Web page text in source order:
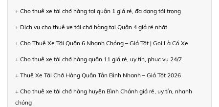
+ Cho thuê xe tải chở hàng tại quận 1 giá rẻ, đa dạng tải trọng
+ Dịch vụ cho thuê xe tải chở hàng tại Quận 4 giá rẻ nhất
+ Cho Thuê Xe Tải Quận 6 Nhanh Chóng – Giá Tốt | Gọi Là Có Xe
+ Cho thuê xe tải chở hàng quận 11 giá rẻ, uy tín, phục vụ 24/7
+ Thuê Xe Tải Chở Hàng Quận Tân Bình Nhanh – Giá Tốt 2026
+ Cho thuê xe tải chở hàng huyện Bình Chánh giá rẻ, uy tín, nhanh
chóng